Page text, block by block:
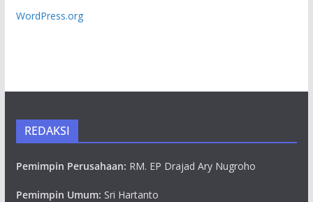
WordPress.org
REDAKSI
Pemimpin Perusahaan: RM. EP Drajad Ary Nugroho
Pemimpin Umum: Sri Hartanto